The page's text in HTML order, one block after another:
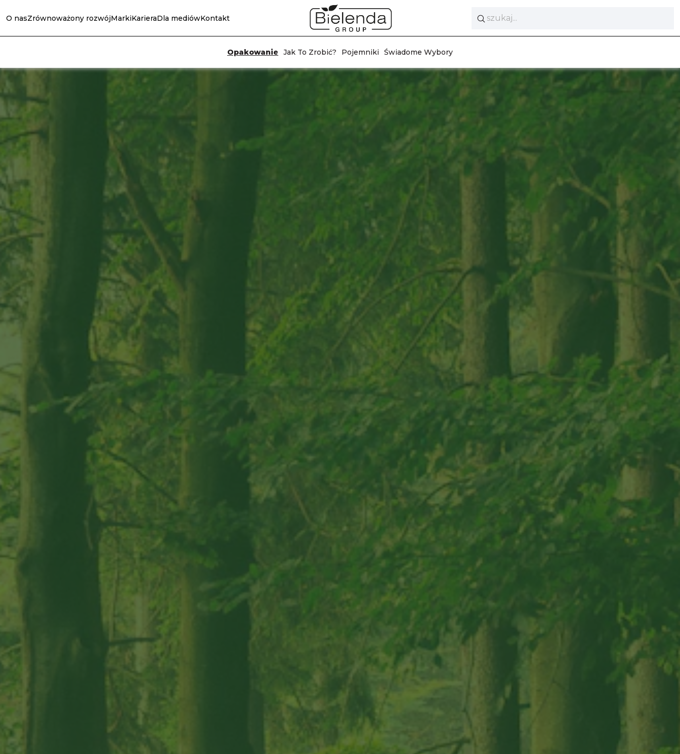
O nasZrównoważony rozwójMarkiKarieraDla mediówKontakt
Opakowanie Jak To Zrobić? Pojemniki Świadome Wybory